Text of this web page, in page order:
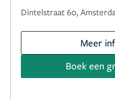
Dintelstraat 60,
Meer
Boek een